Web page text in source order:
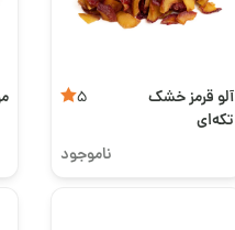
آلو قرمز خشک
تکه‌ای
5
ناموجود